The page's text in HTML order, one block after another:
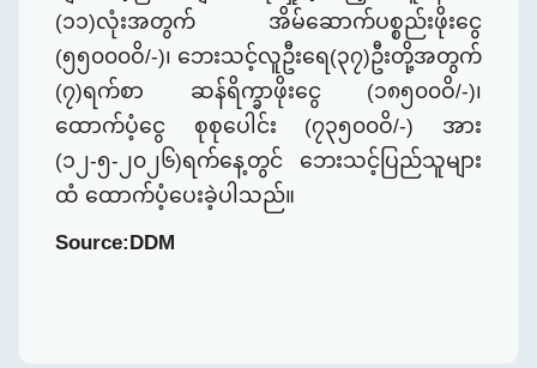
(၁၁)လုံးအတွက် အိမ်ဆောက်ပစ္စည်းဖိုးငွေ
(၅၅၀၀၀ဝိ/-)၊ ဘေးသင့်လူဦးရေ(၃၇)ဦးတို့အတွက်
(၇)ရက်စာ ဆန်ရိက္ခာဖိုးငွေ (၁၈၅၀၀ဝိ/-)၊
ထောက်ပံ့ငွေ စုစုပေါင်း (၇၃၅၀၀ဝိ/-) အား
(၁၂-၅-၂၀၂၆)ရက်နေ့တွင် ဘေးသင့်ပြည်သူများ
ထံ ထောက်ပံ့ပေးခဲ့ပါသည်။
Source:DDM